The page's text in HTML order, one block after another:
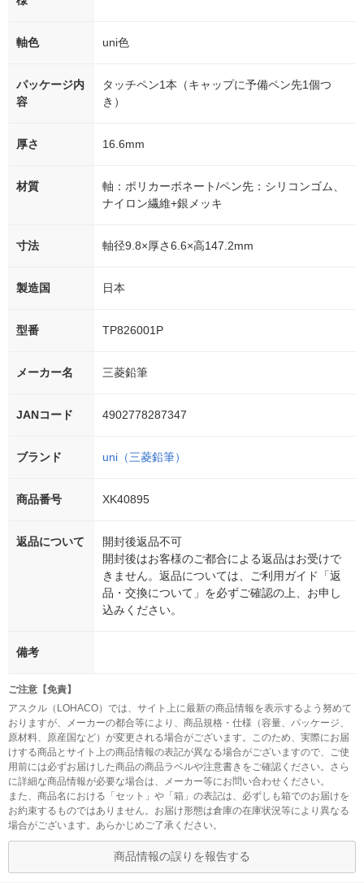
軸色 uni色
パッケージ内
容
タッチペン1本（キャップに予備ペン先1個つ
き）
厚さ 16.6mm
材質
軸：ポリカーボネート/ペン先：シリコンゴム、
ナイロン繊維+銀メッキ
寸法 軸径9.8×厚さ6.6×高147.2mm
製造国 日本
型番 TP826001P
メーカー名 三菱鉛筆
JANコード 4902778287347
ブランド uni（三菱鉛筆）
商品番号 XK40895
返品について
開封後返品不可
開封後はお客様のご都合による返品はお受けで
きません。返品については、ご利用ガイド「返
品・交換について」を必ずご確認の上、お申し
込みください。
備考
ご注意【免責】
アスクル（LOHACO）では、サイト上に最新の商品情報を表示するよう努めて
おりますが、メーカーの都合等により、商品規格・仕様（容量、パッケージ、
原材料、原産国など）が変更される場合がございます。このため、実際にお届
けする商品とサイト上の商品情報の表記が異なる場合がございますので、ご使
用前には必ずお届けした商品の商品ラベルや注意書きをご確認ください。さら
に詳細な商品情報が必要な場合は、メーカー等にお問い合わせください。
また、商品名における「セット」や「箱」の表記は、必ずしも箱でのお届けを
お約束するものではありません。お届け形態は倉庫の在庫状況等により異なる
場合がございます。あらかじめご了承ください。
商品情報の誤りを報告する